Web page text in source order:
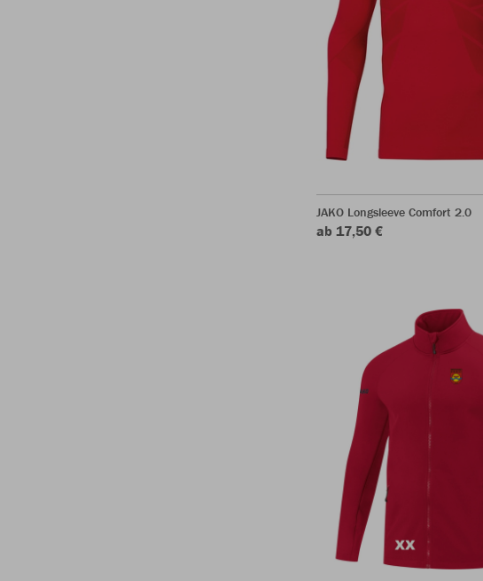
JAKO Longsleeve Comfort 2.0
ab 17,50 €